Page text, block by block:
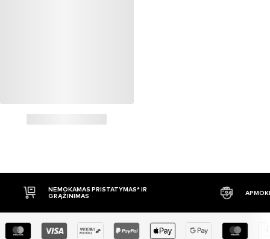
NEMOKAMAS PRISTATYMAS* IR
GRĄŽINIMAS